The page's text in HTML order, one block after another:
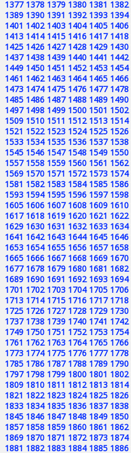
1377 1378 1379 1380 1381 1382
1389 1390 1391 1392 1393 1394
1401 1402 1403 1404 1405 1406
1413 1414 1415 1416 1417 1418
1425 1426 1427 1428 1429 1430
1437 1438 1439 1440 1441 1442
1449 1450 1451 1452 1453 1454
1461 1462 1463 1464 1465 1466
1473 1474 1475 1476 1477 1478
1485 1486 1487 1488 1489 1490
1497 1498 1499 1500 1501 1502
1509 1510 1511 1512 1513 1514
1521 1522 1523 1524 1525 1526
1533 1534 1535 1536 1537 1538
1545 1546 1547 1548 1549 1550
1557 1558 1559 1560 1561 1562
1569 1570 1571 1572 1573 1574
1581 1582 1583 1584 1585 1586
1593 1594 1595 1596 1597 1598
1605 1606 1607 1608 1609 1610
1617 1618 1619 1620 1621 1622
1629 1630 1631 1632 1633 1634
1641 1642 1643 1644 1645 1646
1653 1654 1655 1656 1657 1658
1665 1666 1667 1668 1669 1670
1677 1678 1679 1680 1681 1682
1689 1690 1691 1692 1693 1694
1701 1702 1703 1704 1705 1706
1713 1714 1715 1716 1717 1718
1725 1726 1727 1728 1729 1730
1737 1738 1739 1740 1741 1742
1749 1750 1751 1752 1753 1754
1761 1762 1763 1764 1765 1766
1773 1774 1775 1776 1777 1778
1785 1786 1787 1788 1789 1790
1797 1798 1799 1800 1801 1802
1809 1810 1811 1812 1813 1814
1821 1822 1823 1824 1825 1826
1833 1834 1835 1836 1837 1838
1845 1846 1847 1848 1849 1850
1857 1858 1859 1860 1861 1862
1869 1870 1871 1872 1873 1874
1881 1882 1883 1884 1885 1886